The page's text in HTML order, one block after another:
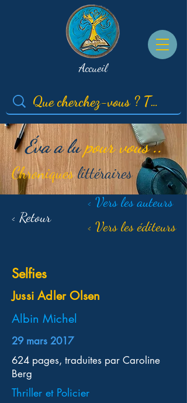
Accueil
Éva a lupour vous ..
Chroniqueslittéraires
< Retour
< Vers les auteurs
< Vers les éditeurs
Selfies
Jussi Adler Olsen
Albin Michel
29 mars 2017
624 pages, traduites par Caroline
Berg
Thriller et Policier